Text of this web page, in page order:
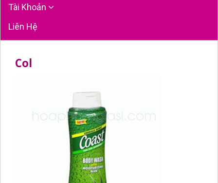
Tài Khoản
Liên Hệ
Col